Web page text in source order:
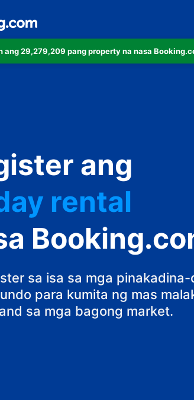
ang 29,279,209 pang property na nasa
ang
rental
house
sa isa sa mga
para kumita ng mas
sa mga bagong market.